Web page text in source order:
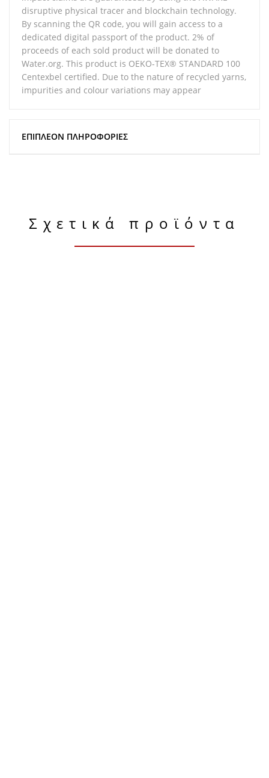
disruptive physical tracer and blockchain technology.
By scanning the QR code, you will gain access to a
dedicated digital passport of the product. 2% of
proceeds of each sold product will be donated to
Water.org. This product is OEKO-TEX® STANDARD 100
Centexbel certified. Due to the nature of recycled yarns,
impurities and colour variations may appear
ΕΠΙΠΛΈΟΝ ΠΛΗΡΟΦΟΡΊΕΣ
Σχετικά προϊόντα